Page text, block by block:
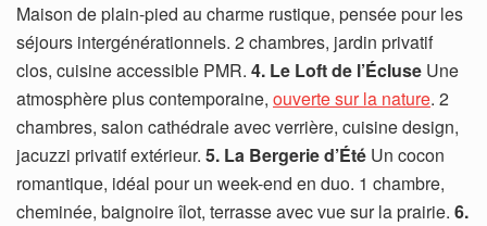
Maison de plain-pied au charme rustique, pensée pour les
séjours intergénérationnels. 2 chambres, jardin privatif
clos, cuisine accessible PMR. 4. Le Loft de l’Écluse Une
atmosphère plus contemporaine, ouverte sur la nature. 2
chambres, salon cathédrale avec verrière, cuisine design,
jacuzzi privatif extérieur. 5. La Bergerie d’Été Un cocon
romantique, idéal pour un week-end en duo. 1 chambre,
cheminée, baignoire îlot, terrasse avec vue sur la prairie. 6.